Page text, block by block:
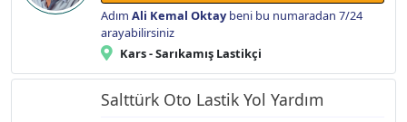
Adım Ali Kemal Oktay beni bu numaradan 7/24
arayabilirsiniz
Kars - Sarıkamış Lastikçi
Salttürk Oto Lastik Yol Yardım